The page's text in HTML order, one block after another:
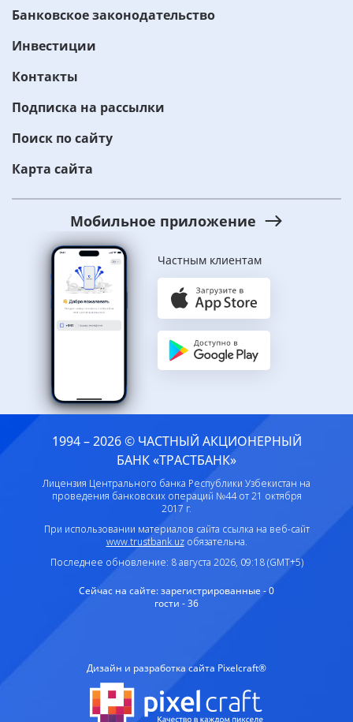
Банковское законодательство
Инвестиции
Контакты
Подписка на рассылки
Поиск по сайту
Карта сайта
Мобильное приложение
Частным клиентам
1994 – 2026 © ЧАСТНЫЙ АКЦИОНЕРНЫЙ
БАНК «ТРАСТБАНК»
Лицензия Центрального банка Республики Узбекистан на
проведения банковских операций №44 от 21 октября
2017 г.
При использовании материалов сайта ссылка на веб-сайт
www.trustbank.uzобязательна.
Последнее обновление: 8 августа 2026, 09:18 (GMT+5)
Сейчас на сайте:зарегистрированные - 0
гости - 36
Дизайн и разработка сайта Pixelcraft®